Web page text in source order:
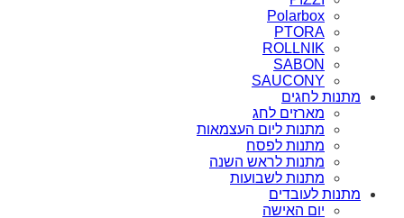
Polarbox
PTORA
ROLLNIK
SABON
SAUCONY
מתנות לחגים
מארזים לחג
מתנות ליום העצמאות
מתנות לפסח
מתנות לראש השנה
מתנות לשבועות
מתנות לעובדים
יום האישה